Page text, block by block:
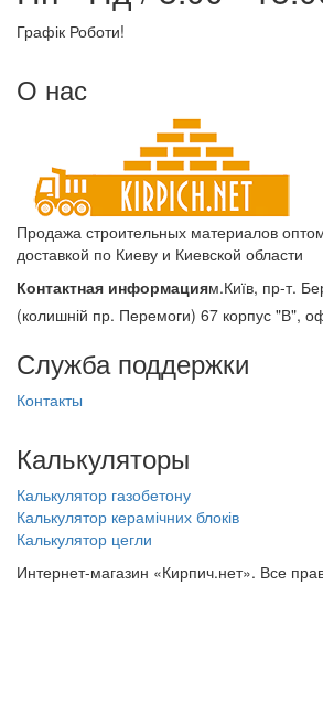
Графік Роботи!
О нас
Продажа строительных материалов
доставкой по Киеву и Киевской области
Контактная информациям.Київ, пр-т.
(колишній пр. Перемоги) 67 корпус "В",
Служба поддержки
Контакты
Калькуляторы
Калькулятор газобетону
Калькулятор керамічних блоків
Калькулятор цегли
Интернет-магазин «Кирпич.нет». Все